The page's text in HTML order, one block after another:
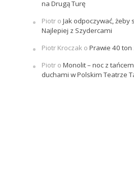
na Drugą Turę
Piotro Jak odpoczywać, żeby
Najlepiej z Szydercami
Piotr Kroczako Prawie 40
Piotro Monolit – noc z
duchami w Polskim Teatrze